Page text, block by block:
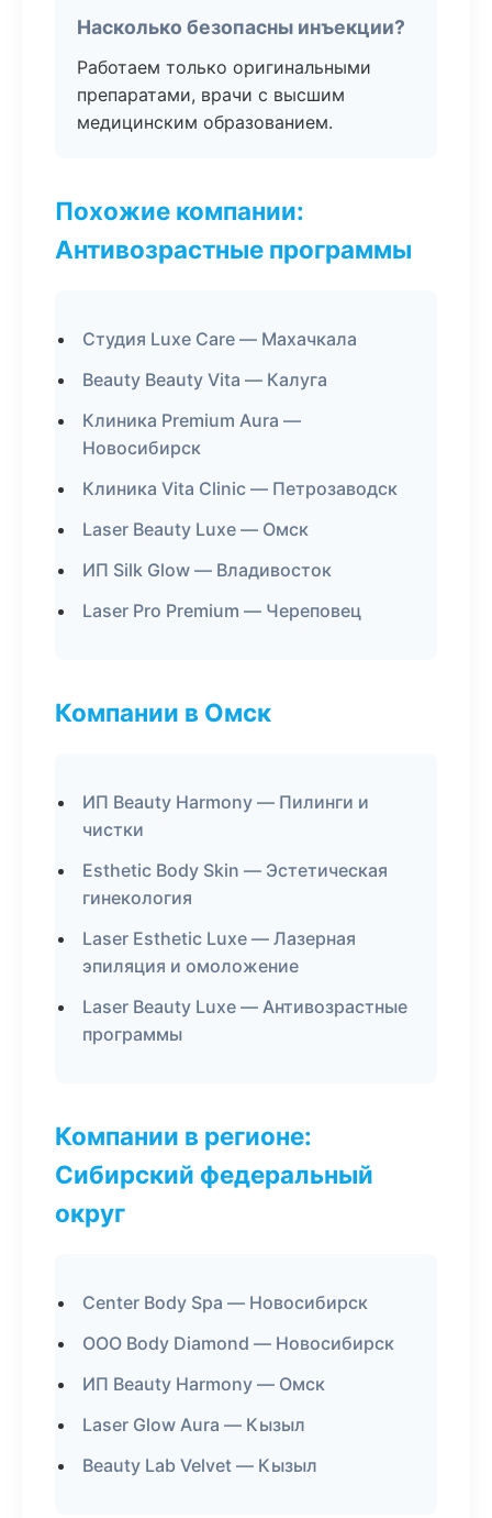
Насколько безопасны инъекции?
Работаем только оригинальными
препаратами, врачи с высшим
медицинским образованием.
Похожие компании:
Антивозрастные программы
Студия Luxe Care — Махачкала
Beauty Beauty Vita — Калуга
Клиника Premium Aura —
Новосибирск
Клиника Vita Clinic — Петрозаводск
Laser Beauty Luxe — Омск
ИП Silk Glow — Владивосток
Laser Pro Premium — Череповец
Компании в Омск
ИП Beauty Harmony — Пилинги и
чистки
Esthetic Body Skin — Эстетическая
гинекология
Laser Esthetic Luxe — Лазерная
эпиляция и омоложение
Laser Beauty Luxe — Антивозрастные
программы
Компании в регионе:
Сибирский федеральный
округ
Center Body Spa — Новосибирск
ООО Body Diamond — Новосибирск
ИП Beauty Harmony — Омск
Laser Glow Aura — Кызыл
Beauty Lab Velvet — Кызыл